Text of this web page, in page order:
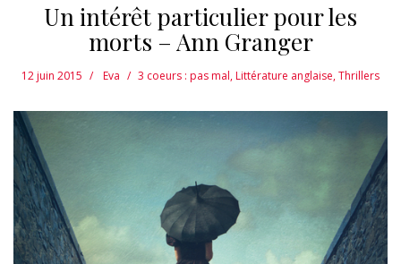
Un intérêt particulier pour les
morts – Ann Granger
12 juin 2015 Eva 3 coeurs : pas mal,Littérature anglaise,Thrillers